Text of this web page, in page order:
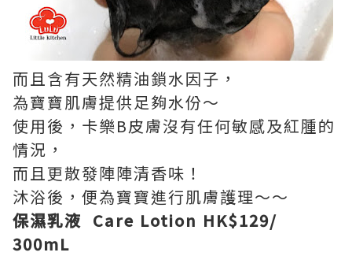
而且含有天然精油鎖水因子，
為寶寶肌膚提供足夠水份～
使用後，卡樂B皮膚沒有任何敏感及紅腫的
情況，
而且更散發陣陣清香味！
沐浴後，便為寶寶進行肌膚護理～～
保濕乳液 Care Lotion HK$129/
300mL